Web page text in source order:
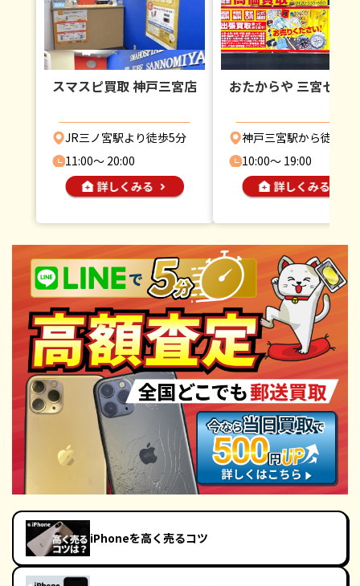
スマスピ買取 神戸三宮店
JR三ノ宮駅より徒歩5分
11:00〜 20:00
おたからや 三宮セン
神戸三宮駅から徒歩7分
10:00〜 19:00
iPhoneを高く売るコツ